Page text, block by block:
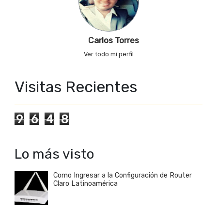
Carlos Torres
Ver todo mi perfil
Visitas Recientes
9 6 4 8
Lo más visto
Como Ingresar a la Configuración de Router
Claro Latinoamérica